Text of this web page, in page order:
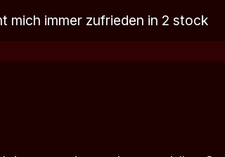
mich immer zufrieden in 2 stock